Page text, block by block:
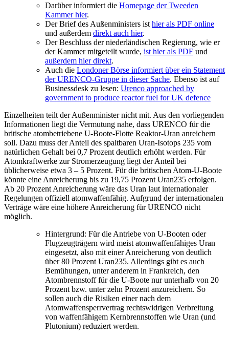
Darüber informiert die Homepage der Tweeden
Kammer hier.
Der Brief des Außenministers ist hier als PDF online
und außerdem direkt auch hier.
Der Beschluss der niederländischen Regierung, wie er
der Kammer mitgeteilt wurde, ist hier als PDF und
außerdem hier direkt.
Auch die Londoner Börse informiert über ein Statement
der URENCO-Gruppe in dieser Sache. Ebenso ist auf
Businessdesk zu lesen: Urenco approached by
government to produce reactor fuel for UK defence
Einzelheiten teilt der Außenminister nicht mit. Aus den vorliegenden
Informationen liegt die Vermutung nahe, dass URENCO für die
britische atombetriebene U-Boote-Flotte Reaktor-Uran anreichern
soll. Dazu muss der Anteil des spaltbaren Uran-Isotops 235 vom
natürlichen Gehalt bei 0,7 Prozent deutlich erhöht werden. Für
Atomkraftwerke zur Stromerzeugung liegt der Anteil bei
üblicherweise etwa 3 – 5 Prozent. Für die britischen Atom-U-Boote
könnte eine Anreicherung bis zu 19,75 Prozent Uran235 erfolgen.
Ab 20 Prozent Anreicherung wäre das Uran laut internationaler
Regelungen offiziell atomwaffenfähig. Aufgrund der internationalen
Verträge wäre eine höhere Anreicherung für URENCO nicht
möglich.
Hintergrund: Für die Antriebe von U-Booten oder
Flugzeugträgern wird meist atomwaffenfähiges Uran
eingesetzt, also mit einer Anreicherung von deutlich
über 80 Prozent Uran235. Allerdings gibt es auch
Bemühungen, unter anderem in Frankreich, den
Atombrennstoff für die U-Boote nur unterhalb von 20
Prozent bzw. unter zehn Prozent anzureichern. So
sollen auch die Risiken einer nach dem
Atomwaffensperrvertrag rechtswidrigen Verbreitung
von waffenfähigem Kernbrennstoffen wie Uran (und
Plutonium) reduziert werden.